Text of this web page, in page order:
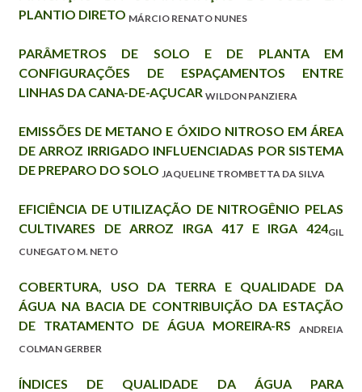
PLANTIO DIRETO MÁRCIO RENATO NUNES
PARÂMETROS DE SOLO E DE PLANTA EM
CONFIGURAÇÕES DE ESPAÇAMENTOS ENTRE
LINHAS DA CANA-DE-AÇUCAR WILDON PANZIERA
EMISSÕES DE METANO E ÓXIDO NITROSO EM ÁREA
DE ARROZ IRRIGADO INFLUENCIADAS POR SISTEMA
DE PREPARO DO SOLO JAQUELINE TROMBETTA DA SILVA
EFICIÊNCIA DE UTILIZAÇÃO DE NITROGÊNIO PELAS
CULTIVARES DE ARROZ IRGA 417 E IRGA 424GIL
CUNEGATO M. NETO
COBERTURA, USO DA TERRA E QUALIDADE DA
ÁGUA NA BACIA DE CONTRIBUIÇÃO DA ESTAÇÃO
DE TRATAMENTO DE ÁGUA MOREIRA-RS
ANDREIA
COLMAN GERBER
ÍNDICES DE QUALIDADE DA ÁGUA PARA